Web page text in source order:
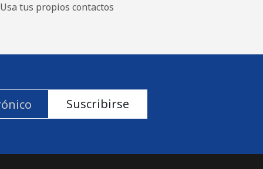
Usa tus propios contactos
Suscribirse